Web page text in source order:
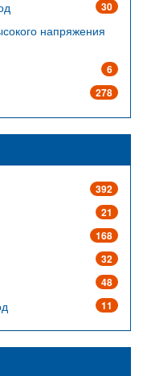
30
напряжения
6
278
392
21
168
32
48
11